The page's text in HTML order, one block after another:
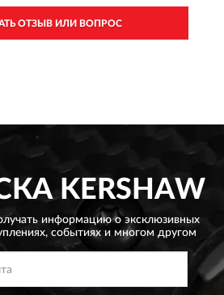
ОТЗЫВ ИЛИ ВОПРОС
KERSHAW
информацию о эксклюзивных
событиях и многом другом